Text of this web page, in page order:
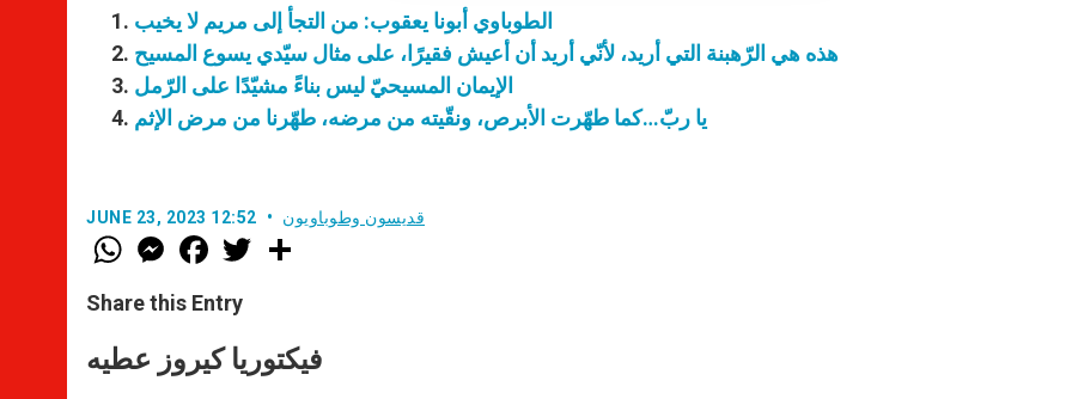
الطوباوي أبونا يعقوب: من التجأ إلى مريم لا يخيب
هذه هي الرّهبنة التي أريد، لأنّي أريد أن أعيش فقيرًا، على مثال سيّدي يسوع المسيح
الإيمان المسيحيّ ليس بناءً مشيّدًا على الرّمل
يا ربّ…كما طهّرت الأبرص، ونقّيته من مرضه، طهّرنا من مرض الإثم
JUNE 23, 2023 12:52 قديسون وطوباويون
W
h
t
s
p
p
M
e
s
e
g
e
F
a
e
b
o
k
w
r
Share this Entry
فيكتوريا كيروز عطيه